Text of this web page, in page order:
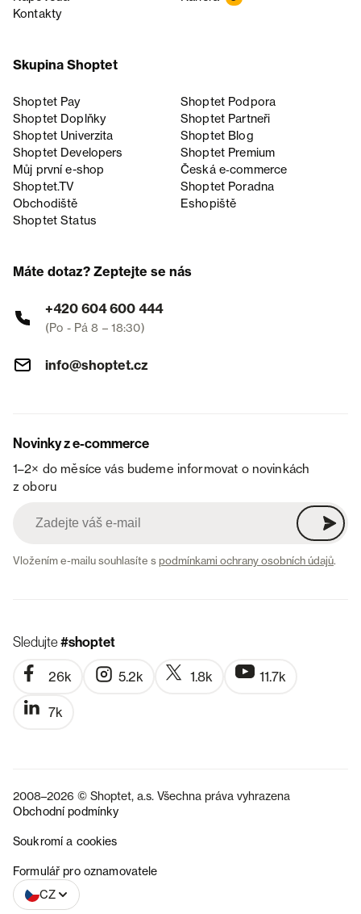
Kontakty
Skupina Shoptet
Shoptet Pay
Shoptet Podpora
Shoptet Doplňky
Shoptet Partneři
Shoptet Univerzita
Shoptet Blog
Shoptet Developers
Shoptet Premium
Můj první e-shop
Česká e‑commerce
Shoptet.TV
Shoptet Poradna
Obchodiště
Eshopiště
Shoptet Status
Máte dotaz? Zeptejte se nás
+420 604 600 444
(Po - Pá 8 – 18:30)
info@shoptet.cz
Novinky z e-commerce
1–2× do měsíce vás budeme informovat o novinkách
z oboru
Vložením e-mailu souhlasíte spodmínkami ochrany osobních údajů.
Sledujte#shoptet
26k 5.2k 1.8k 11.7k
7k
2008–2026 © Shoptet, a.s. Všechna práva vyhrazena
Obchodní podmínky
Soukromí a cookies
Formulář pro oznamovatele
CZ